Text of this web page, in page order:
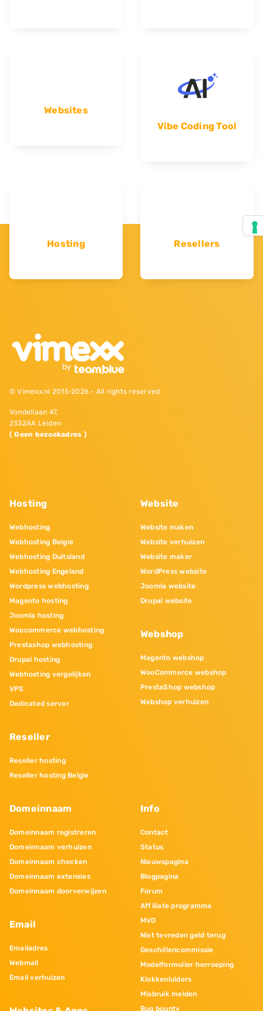
Websites
Vibe Coding Tool
Hosting Resellers
© Vimexx.nl 2015‐2026 - All rights reserved
Vondellaan 47,
2332AA Leiden
( Geen bezoekadres )
Hosting
Webhosting
Webhosting Belgie
Webhosting Duitsland
Webhosting Engeland
Wordpress webhosting
Magento hosting
Joomla hosting
Woocommerce webhosting
Prestashop webhosting
Drupal hosting
Webhosting vergelijken
VPS
Dedicated server
Reseller
Reseller hosting
Reseller hosting Belgie
Website
Website maken
Website verhuizen
Website maker
WordPress website
Joomla website
Drupal website
Webshop
Magento webshop
WooCommerce webshop
PrestaShop webshop
Webshop verhuizen
Domeinnaam
Domeinnaam registreren
Domeinnaam verhuizen
Domeinnaam checken
Domeinnaam extensies
Domeinnaam doorverwijzen
Email
Emailadres
Webmail
Email verhuizen
Info
Contact
Status
Nieuwspagina
Blogpagina
Forum
Affiliate programma
MVO
Niet tevreden geld terug
Geschillencommissie
Modelformulier herroeping
Klokkenluiders
Misbruik melden
Bug bounty